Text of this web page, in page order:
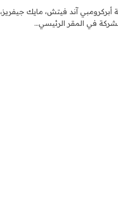
آند فيتش، مايك جيفريز،
في المقر الرئيسي…